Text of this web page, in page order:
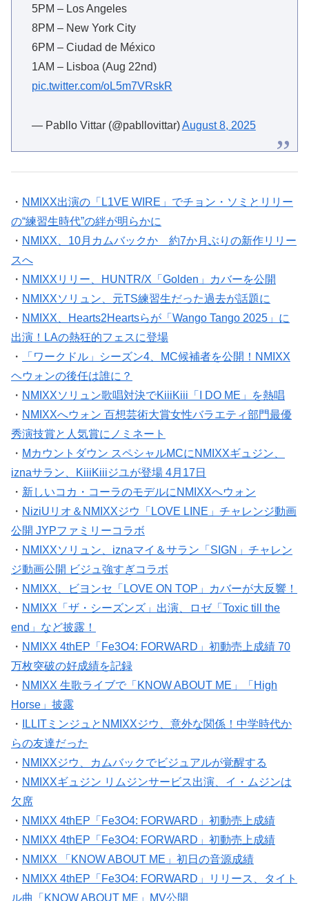
5PM – Los Angeles
8PM – New York City
6PM – Ciudad de México
1AM – Lisboa (Aug 22nd)
pic.twitter.com/oL5m7VRskR
— Pabllo Vittar (@pabllovittar)August 8, 2025
・ NMIXX出演の「L1VE WIRE」でチョン・ソミとリリー
の“練習生時代”の絆が明らかに
・ NMIXX、10月カムバックか 約7か月ぶりの新作リリー
スへ
・ NMIXXリリー、HUNTR/X「Golden」カバーを公開
・ NMIXXソリュン、元TS練習生だった過去が話題に
・ NMIXX、Hearts2Heartsらが「Wango Tango 2025」に
出演！LAの熱狂的フェスに登場
・
「ワークドル」シーズン4、MC候補者を公開！NMIXX
ヘウォンの後任は誰に？
・ NMIXXソリュン歌唱対決でKiiiKiii「I DO ME」を熱唱
・ NMIXXへウォン 百想芸術大賞女性バラエティ部門最優
秀演技賞と人気賞にノミネート
・ Mカウントダウン スペシャルMCにNMIXXギュジン、
iznaサラン、KiiiKiiiジユが登場 4月17日
・ 新しいコカ・コーラのモデルにNMIXXへウォン
・ NiziUリオ＆NMIXXジウ「LOVE LINE」チャレンジ動画
公開 JYPファミリーコラボ
・ NMIXXソリュン、iznaマイ＆サラン「SIGN」チャレン
ジ動画公開 ビジュ強すぎコラボ
・ NMIXX、ビヨンセ「LOVE ON TOP」カバーが大反響！
・ NMIXX「ザ・シーズンズ」出演、ロゼ「Toxic till the
end」など披露！
・ NMIXX 4thEP「Fe3O4: FORWARD」初動売上成績 70
万枚突破の好成績を記録
・ NMIXX 生歌ライブで「KNOW ABOUT ME」「High
Horse」披露
・
ILLITミンジュとNMIXXジウ、意外な関係！中学時代か
らの友達だった
・ NMIXXジウ、カムバックでビジュアルが覚醒する
・ NMIXXギュジン リムジンサービス出演、イ・ムジンは
欠席
・ NMIXX 4thEP「Fe3O4: FORWARD」初動売上成績
・ NMIXX 4thEP「Fe3O4: FORWARD」初動売上成績
・ NMIXX 「KNOW ABOUT ME」初日の音源成績
・ NMIXX 4thEP「Fe3O4: FORWARD」リリース、タイト
ル曲「KNOW ABOUT ME」MV公開